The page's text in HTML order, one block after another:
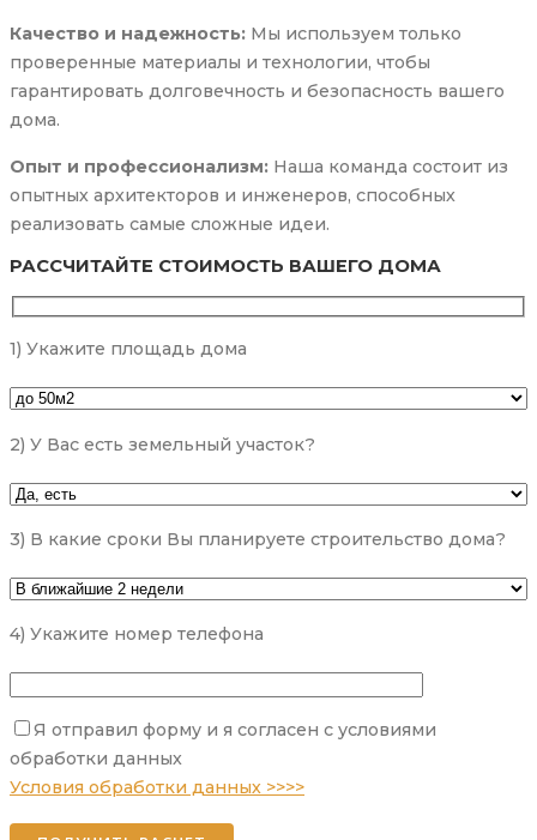
Качество и надежность: Мы используем только
проверенные материалы и технологии, чтобы
гарантировать долговечность и безопасность вашего
дома.
Опыт и профессионализм: Наша команда состоит из
опытных архитекторов и инженеров, способных
реализовать самые сложные идеи.
РАССЧИТАЙТЕ СТОИМОСТЬ ВАШЕГО ДОМА
1) Укажите площадь дома
2) У Вас есть земельный участок?
3) В какие сроки Вы планируете строительство дома?
4) Укажите номер телефона
Please leave this field empty.
Я отправил форму и я согласен с условиями
обработки данных
Условия обработки данных >>>>